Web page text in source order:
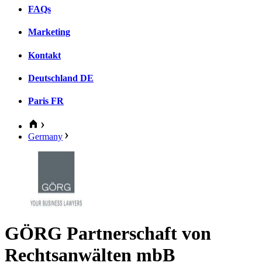
FAQs
Marketing
Kontakt
Deutschland DE
Paris FR
Germany
GÖRG Partnerschaft von
Rechtsanwälten mbB